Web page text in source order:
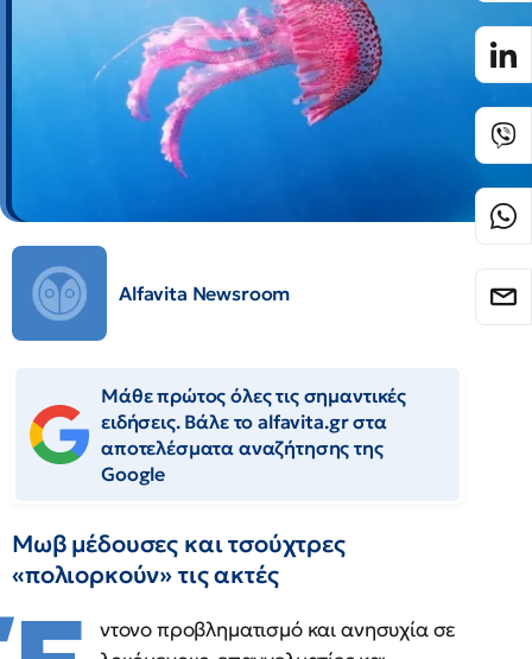
Alfavita Newsroom
Μάθε πρώτος όλες τις σημαντικές
ειδήσεις. Βάλε το alfavita.gr στα
αποτελέσματα αναζήτησης της
Google
Μωβ μέδουσες και τσούχτρες
«πολιορκούν» τις ακτές
ντονο προβληματισμό και ανησυχία σε